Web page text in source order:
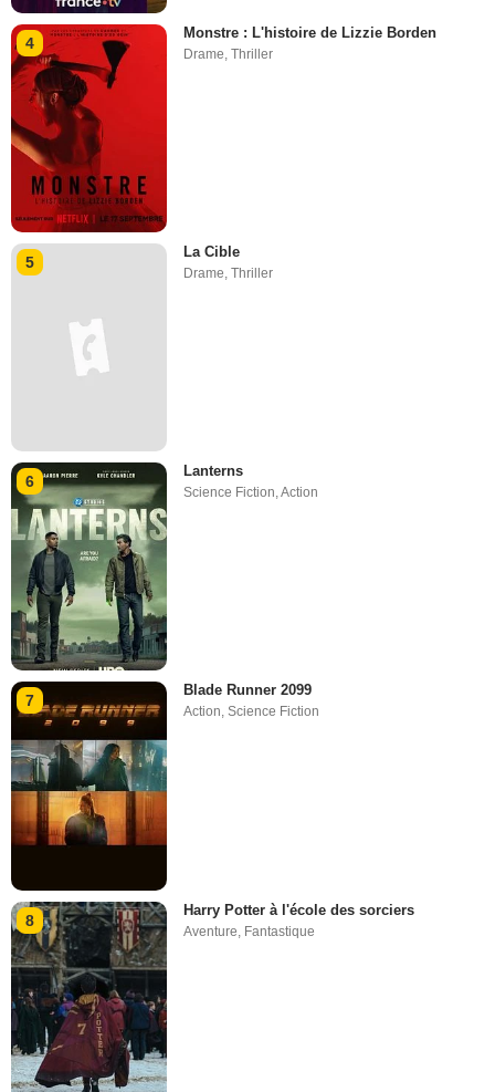
4
Monstre : L'histoire de Lizzie Borden
Drame ,Thriller
5
La Cible
Drame,Thriller
6
Lanterns
Science Fiction,Action
7
Blade Runner 2099
Action,Science Fiction
8
Harry Potter à l'école des sorciers
Aventure Fantastique